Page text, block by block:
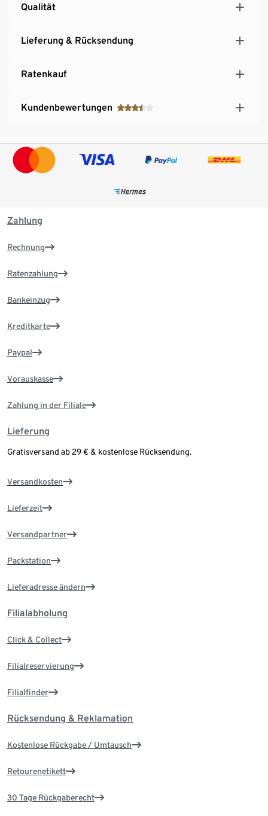
Qualität
Lieferung & Rücksendung
Ratenkauf
Kundenbewertungen
Zahlung
Rechnung
Ratenzahlung
Bankeinzug
Kreditkarte
Paypal
Vorauskasse
Zahlung in der Filiale
Lieferung
Gratisversand ab 29 € & kostenlose Rücksendung.
Versandkosten
Lieferzeit
Versandpartner
Packstation
Lieferadresse ändern
Filialabholung
Click & Collect
Filialreservierung
Filialfinder
Rücksendung & Reklamation
Kostenlose Rückgabe / Umtausch
Retourenetikett
30 Tage Rückgaberecht